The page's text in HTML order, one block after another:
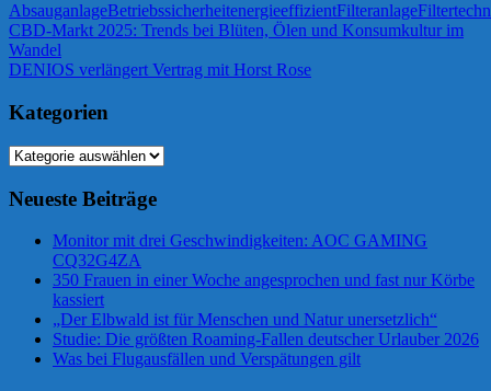
AbsauganlageBetriebssicherheitenergieeffizientFilteranlage
Beitragsnavigation
Vorheriger
Beitrag:
CBD-Markt 2025: Trends bei Blüten, Ölen und Konsumkultur im
Wandel
Nächster
DENIOS verlängert Vertrag mit Horst Rose
Kategorien
Kategorien
Neueste Beiträge
Monitor mit drei Geschwindigkeiten: AOC GAMING
CQ32G4ZA
350 Frauen in einer Woche angesprochen und fast nur Körbe
kassiert
„Der Elbwald ist für Menschen und Natur unersetzlich“
Studie: Die größten Roaming-Fallen deutscher Urlauber 2026
Was bei Flugausfällen und Verspätungen gilt